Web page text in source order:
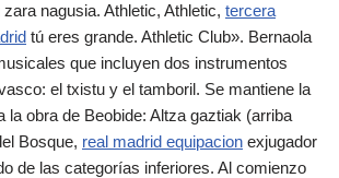
nagusia. Athletic, Athletic, tercera
tú eres grande. Athletic Club». Bernaola
que incluyen dos instrumentos
el txistu y el tamboril. Se mantiene la
la obra de Beobide: Altza gaztiak (arriba
Bosque, real madrid equipacion exjugador
de las categorías inferiores. Al comienzo